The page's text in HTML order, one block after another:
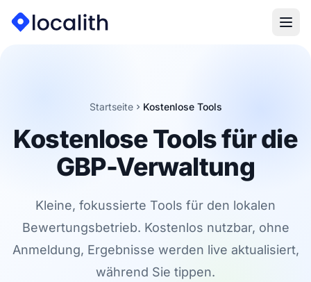
Startseite Kostenlose Tools
Kostenlose Tools für die
GBP-Verwaltung
Kleine, fokussierte Tools für den lokalen
Bewertungsbetrieb. Kostenlos nutzbar, ohne
Anmeldung, Ergebnisse werden live aktualisiert,
während Sie tippen.